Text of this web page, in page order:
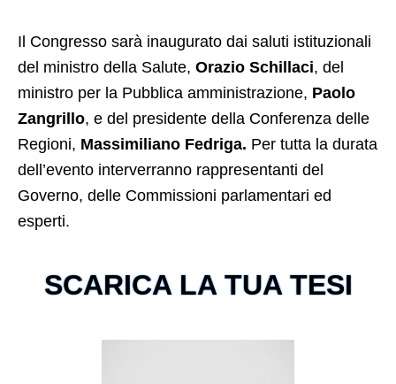
Il Congresso sarà inaugurato dai saluti istituzionali
del ministro della Salute, Orazio Schillaci, del
ministro per la Pubblica amministrazione, Paolo
Zangrillo, e del presidente della Conferenza delle
Regioni, Massimiliano Fedriga. Per tutta la durata
dell’evento interverranno rappresentanti del
Governo, delle Commissioni parlamentari ed
esperti.
SCARICA LA TUA TESI